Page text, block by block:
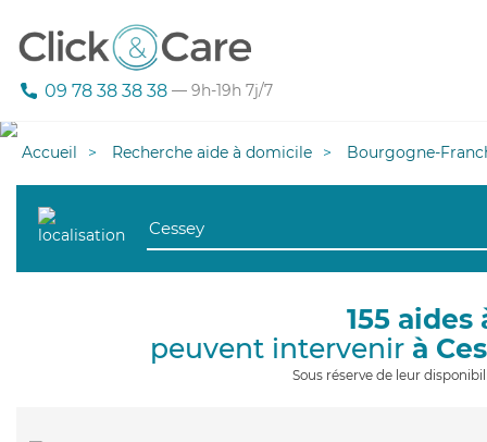
09 78 38 38 38 — 9h-19h 7j/7
Accueil Recherche aide à domicile Bourgogne-
155
peuvent intervenir à
Sous réserve de leur